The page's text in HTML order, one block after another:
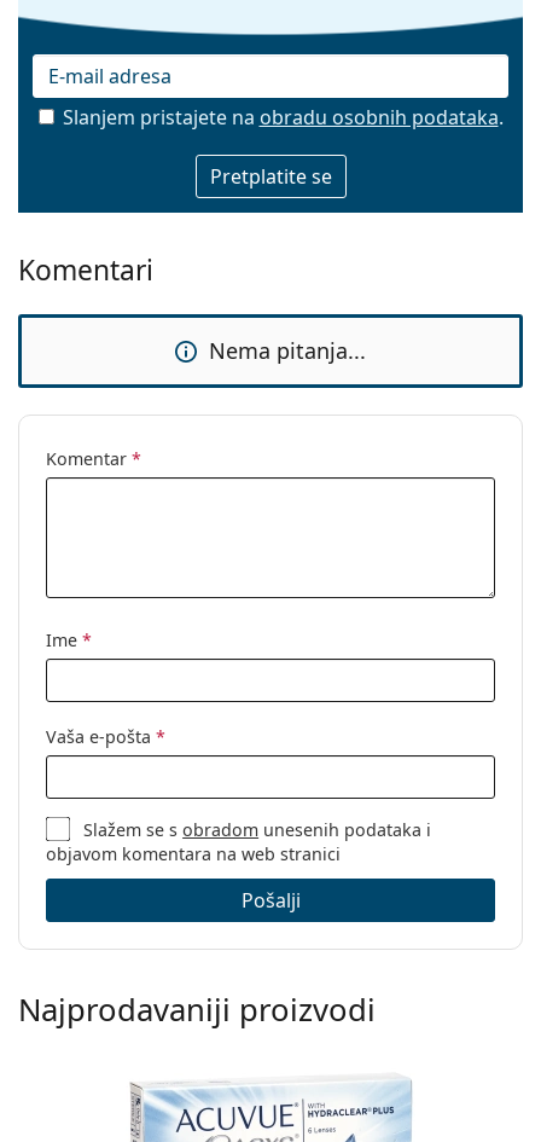
Slanjem pristajete na obradu osobnih podataka.
Komentari
Nema pitanja...
Komentar *
Ime *
Vaša e-pošta *
Slažem se sobradom unesenih podataka i
objavom komentara na web stranici
Pošalji
Najprodavaniji proizvodi